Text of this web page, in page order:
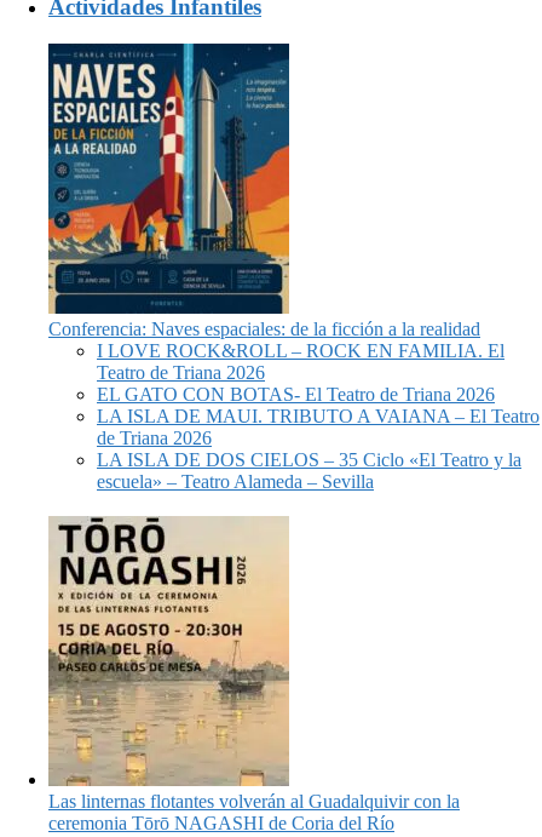
Actividades Infantiles
Conferencia: Naves espaciales: de la ficción a la realidad
I LOVE ROCK&ROLL – ROCK EN FAMILIA. El
Teatro de Triana 2026
EL GATO CON BOTAS- El Teatro de Triana 2026
LA ISLA DE MAUI. TRIBUTO A VAIANA – El Teatro
de Triana 2026
LA ISLA DE DOS CIELOS – 35 Ciclo «El Teatro y la
escuela» – Teatro Alameda – Sevilla
Las linternas flotantes volverán al Guadalquivir con la
ceremonia Tōrō NAGASHI de Coria del Río